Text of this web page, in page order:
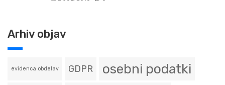
Arhiv objav
evidenca obdelav GDPR osebni podatki